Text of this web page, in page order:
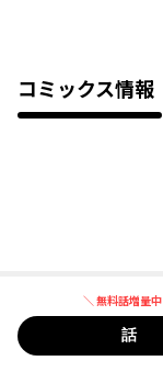
しかし迎えたファ
太陽はバンドをやめ
優秀な人間だけが
勉学に専念するよう
高校に進学した太
天真爛漫な曜は
太陽を再び音楽の世
彼女は拒絶するばか
コミックス情報
＼ 無料話増量
無料
話